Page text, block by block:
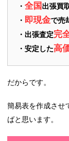
・ 全国 出張買
・ 即現金で売
・出張査定完
・安定した高
だからです。
簡易表を作成させ
ばと思います。